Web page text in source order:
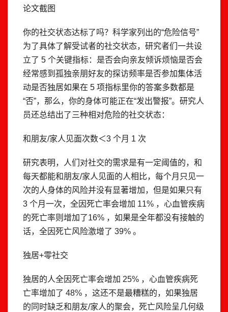
论文截图
你的社交状态达标了吗？科学家列出的“危险信号”
为了具体了解受试者的社交状态，研究者们一共设
立了 5 个关键指标：是否会向亲友倾诉烦恼是否会
经常感到孤独亲朋好友的探访频率是否参加集体活
动是否独居如果在 5 项指标里你的答案多数都是
“否”，那么，你的身体可能正在“发出警报”。研究人
员还总结出了三种相对危险的社交状态：
和朋友/家人见面次数＜3 个月 1 次
研究表明，人们对社交的需求是有一定阈值的，和
每天都能和朋友/家人见面的人相比，每个月只见一
次的人身体的风险并没有显著增加，但是如果只有
3 个月一次，全因死亡率会增加 11% ，心血管疾病
的死亡率则增加了16% ，如果是全年都没有接触的
话，全因死亡风险激增了 39% 。
独居+零社交
独居的人全因死亡率会增加 25% ，心血管疾病死
亡率增加了 48% ，这还不是最糟糕的，如果独居
的同时缺乏和朋友/家人的聚会，死亡风险呈几何级